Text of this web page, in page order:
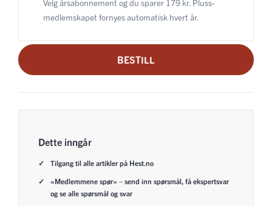
Velg årsabonnement og du sparer 179 kr. Pluss-
medlemskapet fornyes automatisk hvert år.
BESTILL
Dette inngår
Tilgang til alle artikler på Hest.no
«Medlemmene spør» – send inn spørsmål, få ekspertsvar
og se alle spørsmål og svar